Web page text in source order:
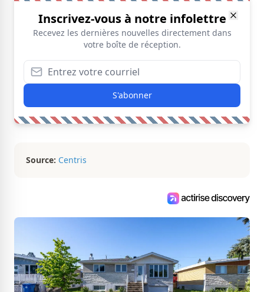
Inscrivez-vous à notre infolettre
Recevez les dernières nouvelles directement dans
votre boîte de réception.
S'abonner
Source: Centris